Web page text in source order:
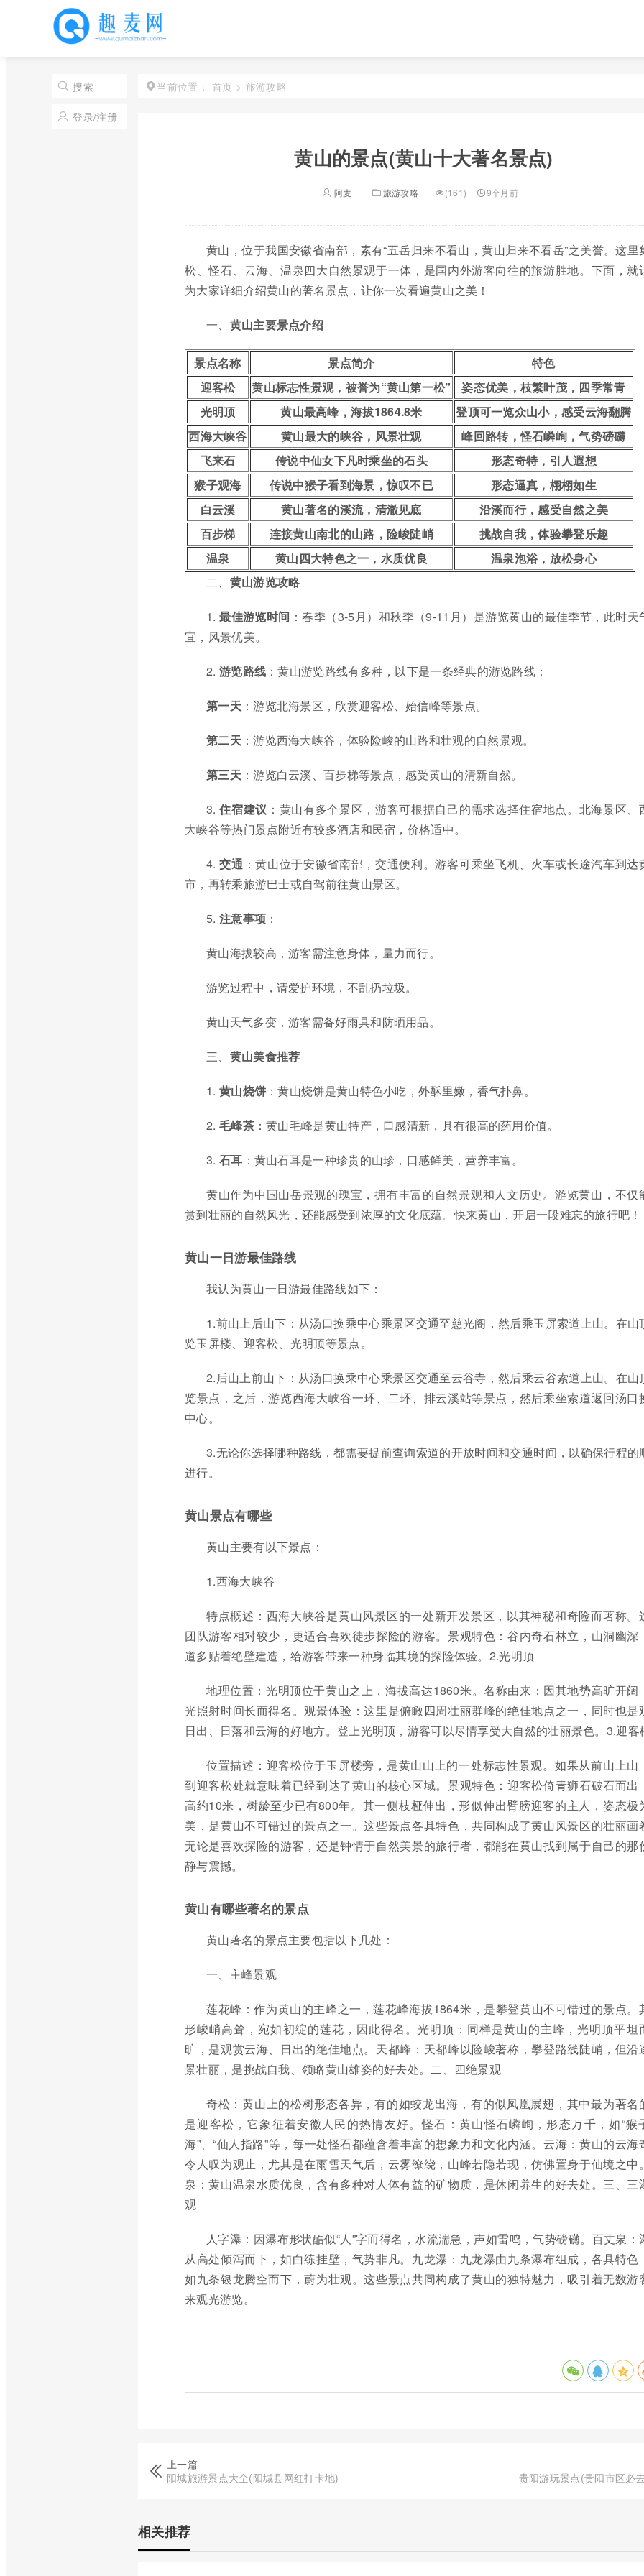
搜索
登录/注册
当前位置： 首页 > 旅游攻略
黄山的景点(黄山十大著名景点)
阿麦 旅游攻略 (161) 9个月前
黄山，位于我国安徽省南部，素有“五岳归来不看山，黄山归来不看岳”之美誉。这里
松、怪石、云海、温泉四大自然景观于一体，是国内外游客向往的旅游胜地。下面，就
为大家详细介绍黄山的著名景点，让你一次看遍黄山之美！
一、 黄山主要景点介绍
景点名称 景点简介
特色
迎客松
黄山标志性景观，被誉为“黄山第一松”
姿态优美，枝繁叶茂，四季常青
光明顶
黄山最高峰，海拔1864.8米
登顶可一览众山小，感受云海翻腾
西海大峡谷
黄山最大的峡谷，风景壮观
峰回路转，怪石嶙峋，气势磅礴
飞来石
传说中仙女下凡时乘坐的石头
形态奇特，引人遐想
猴子观海
传说中猴子看到海景，惊叹不已
形态逼真，栩栩如生
白云溪
黄山著名的溪流，清澈见底
沿溪而行，感受自然之美
百步梯
连接黄山南北的山路，险峻陡峭
挑战自我，体验攀登乐趣
温泉
黄山四大特色之一，水质优良
温泉泡浴，放松身心
二、 黄山游览攻略
1.最佳游览时间 ：春季（3-5月）和秋季（9-11月）是游览黄山的最佳季节，此时天
宜，风景优美。
2. 游览路线 ：黄山游览路线有多种，以下是一条经典的游览路线：
第一天：游览北海景区，欣赏迎客松、始信峰等景点。
第二天：游览西海大峡谷，体验险峻的山路和壮观的自然景观。
第三天：游览白云溪、百步梯等景点，感受黄山的清新自然。
3.住宿建议 ：黄山有多个景区，游客可根据自己的需求选择住宿地点。北海景区、
大峡谷等热门景点附近有较多酒店和民宿，价格适中。
4.交通 ：黄山位于安徽省南部，交通便利。游客可乘坐飞机、火车或长途汽车到达
市，再转乘旅游巴士或自驾前往黄山景区。
5. 注意事项 ：
黄山海拔较高，游客需注意身体，量力而行。
游览过程中，请爱护环境，不乱扔垃圾。
黄山天气多变，游客需备好雨具和防晒用品。
三、 黄山美食推荐
1. 黄山烧饼 ：黄山烧饼是黄山特色小吃，外酥里嫩，香气扑鼻。
2. 毛峰茶：黄山毛峰是黄山特产，口感清新，具有很高的药用价值。
3. 石耳 ：黄山石耳是一种珍贵的山珍，口感鲜美，营养丰富。
黄山作为中国山岳景观的瑰宝，拥有丰富的自然景观和人文历史。游览黄山，不仅
赏到壮丽的自然风光，还能感受到浓厚的文化底蕴。快来黄山，开启一段难忘的旅行吧！
黄山一日游最佳路线
我认为黄山一日游最佳路线如下：
1.前山上后山下：从汤口换乘中心乘景区交通至慈光阁，然后乘玉屏索道上山。在山
览玉屏楼、迎客松、光明顶等景点。
2.后山上前山下：从汤口换乘中心乘景区交通至云谷寺，然后乘云谷索道上山。在山
览景点，之后，游览西海大峡谷一环、二环、排云溪站等景点，然后乘坐索道返回汤口
中心。
3.无论你选择哪种路线，都需要提前查询索道的开放时间和交通时间，以确保行程的
进行。
黄山景点有哪些
黄山主要有以下景点：
1.西海大峡谷
特点概述：西海大峡谷是黄山风景区的一处新开发景区，以其神秘和奇险而著称。
团队游客相对较少，更适合喜欢徒步探险的游客。景观特色：谷内奇石林立，山洞幽深
道多贴着绝壁建造，给游客带来一种身临其境的探险体验。2.光明顶
地理位置：光明顶位于黄山之上，海拔高达1860米。名称由来：因其地势高旷开阔
光照射时间长而得名。观景体验：这里是俯瞰四周壮丽群峰的绝佳地点之一，同时也是
日出、日落和云海的好地方。登上光明顶，游客可以尽情享受大自然的壮丽景色。3.迎客
位置描述：迎客松位于玉屏楼旁，是黄山山上的一处标志性景观。如果从前山上山
到迎客松处就意味着已经到达了黄山的核心区域。景观特色：迎客松倚青狮石破石而出
高约10米，树龄至少已有800年。其一侧枝桠伸出，形似伸出臂膀迎客的主人，姿态极
美，是黄山不可错过的景点之一。这些景点各具特色，共同构成了黄山风景区的壮丽画
无论是喜欢探险的游客，还是钟情于自然美景的旅行者，都能在黄山找到属于自己的那
静与震撼。
黄山有哪些著名的景点
黄山著名的景点主要包括以下几处：
一、主峰景观
莲花峰：作为黄山的主峰之一，莲花峰海拔1864米，是攀登黄山不可错过的景点。
形峻峭高耸，宛如初绽的莲花，因此得名。光明顶：同样是黄山的主峰，光明顶平坦
旷，是观赏云海、日出的绝佳地点。天都峰：天都峰以险峻著称，攀登路线陡峭，但沿
景壮丽，是挑战自我、领略黄山雄姿的好去处。二、四绝景观
奇松：黄山上的松树形态各异，有的如蛟龙出海，有的似凤凰展翅，其中最为著名
是迎客松，它象征着安徽人民的热情友好。怪石：黄山怪石嶙峋，形态万千，如“猴
海”、“仙人指路”等，每一处怪石都蕴含着丰富的想象力和文化内涵。云海：黄山的云海
令人叹为观止，尤其是在雨雪天气后，云雾缭绕，山峰若隐若现，仿佛置身于仙境之中
泉：黄山温泉水质优良，含有多种对人体有益的矿物质，是休闲养生的好去处。三、三
观
人字瀑：因瀑布形状酷似“人”字而得名，水流湍急，声如雷鸣，气势磅礴。百丈泉：
从高处倾泻而下，如白练挂壁，气势非凡。九龙瀑：九龙瀑由九条瀑布组成，各具特色
如九条银龙腾空而下，蔚为壮观。这些景点共同构成了黄山的独特魅力，吸引着无数游
来观光游览。
上一篇
阳城旅游景点大全(阳城县网红打卡地)
贵阳游玩景点(贵阳市区必
相关推荐